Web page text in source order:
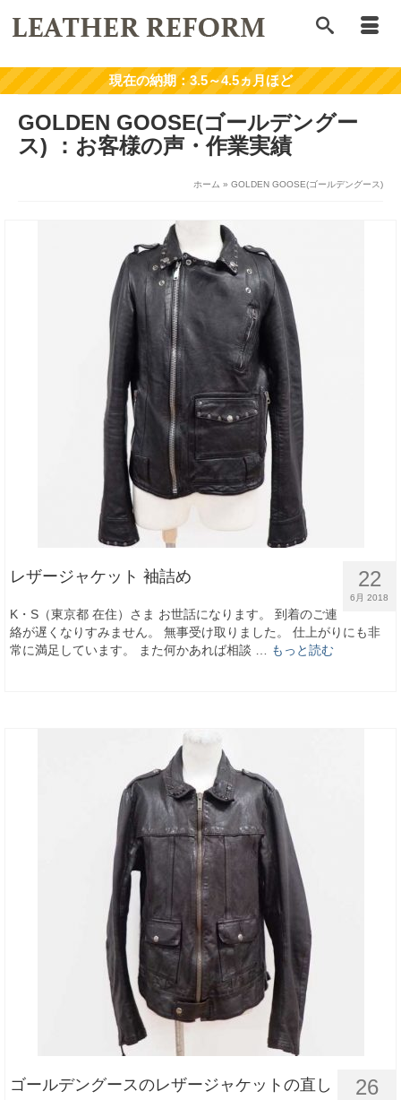
GOLDEN GOOSE(ゴールデングー
ス)
ホーム » GOLDEN GOOSE(ゴールデングース)
22
6月 2018
レザージャケット 袖詰め
K・S（東京都 在住）さま お世話になります。 到着のご連
絡が遅くなりすみません。 無事受け取りました。 仕上がりにも非
常に満足しています。 また何かあれば相談 …
もっと読む
26
ゴールデングースのレザージャケットの直し